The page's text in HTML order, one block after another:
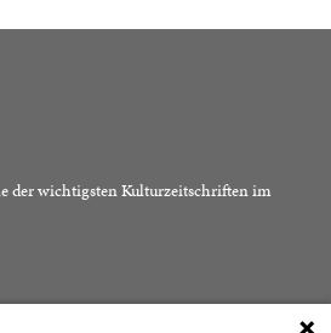
der wichtigsten Kulturzeitschriften im